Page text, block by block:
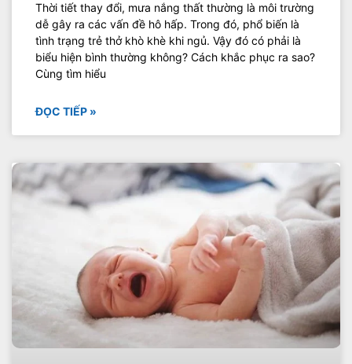
Thời tiết thay đổi, mưa nắng thất thường là môi trường
dễ gây ra các vấn đề hô hấp. Trong đó, phổ biến là
tình trạng trẻ thở khò khè khi ngủ. Vậy đó có phải là
biểu hiện bình thường không? Cách khắc phục ra sao?
Cùng tìm hiểu
ĐỌC TIẾP »